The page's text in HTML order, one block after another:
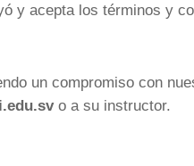
y acepta los términos y
un compromiso con
o a su instructor.